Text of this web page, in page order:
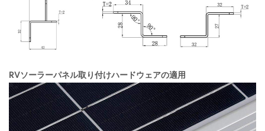
RVソーラーパネル取り付けハードウェアの適用